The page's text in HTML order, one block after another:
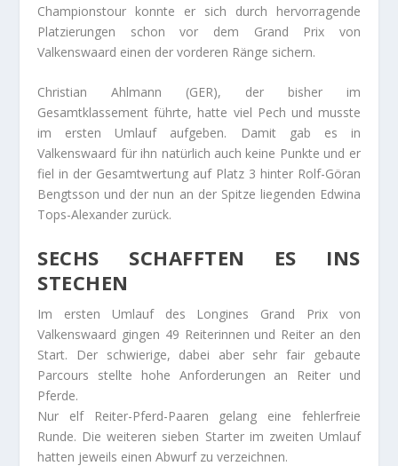
Championstour konnte er sich durch hervorragende
Platzierungen schon vor dem Grand Prix von
Valkenswaard einen der vorderen Ränge sichern.
Christian Ahlmann (GER), der bisher im
Gesamtklassement führte, hatte viel Pech und musste
im ersten Umlauf aufgeben. Damit gab es in
Valkenswaard für ihn natürlich auch keine Punkte und er
fiel in der Gesamtwertung auf Platz 3 hinter Rolf-Göran
Bengtsson und der nun an der Spitze liegenden Edwina
Tops-Alexander zurück.
SECHS SCHAFFTEN ES INS
STECHEN
Im ersten Umlauf des Longines Grand Prix von
Valkenswaard gingen 49 Reiterinnen und Reiter an den
Start. Der schwierige, dabei aber sehr fair gebaute
Parcours stellte hohe Anforderungen an Reiter und
Pferde.
Nur elf Reiter-Pferd-Paaren gelang eine fehlerfreie
Runde. Die weiteren sieben Starter im zweiten Umlauf
hatten jeweils einen Abwurf zu verzeichnen.